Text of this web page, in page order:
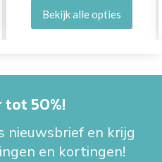
Bekijk alle opties
tot 50%!
nieuwsbrief en krijg
en kortingen!